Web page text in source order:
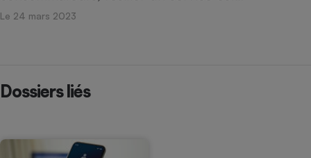
Le 24 mars 2023
Dossiers liés